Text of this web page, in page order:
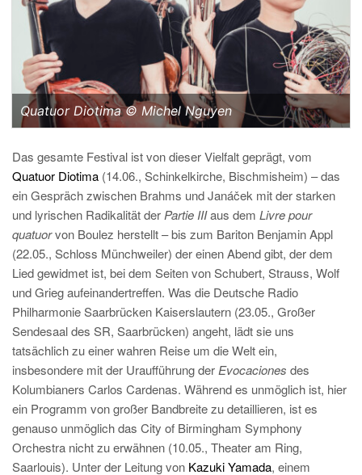
Quatuor Diotima © Michel Nguyen
Das gesamte Festival ist von dieser Vielfalt geprägt, vom
Quatuor Diotima (14.06., Schinkelkirche, Bischmisheim) – das
ein Gespräch zwischen Brahms und Janáček mit der starken
und lyrischen Radikalität der Partie IIIaus dem Livre pour
quatuorvon Boulez herstellt – bis zum Bariton Benjamin Appl
(22.05., Schloss Münchweiler) der einen Abend gibt, der dem
Lied gewidmet ist, bei dem Seiten von Schubert, Strauss, Wolf
und Grieg aufeinandertreffen. Was die Deutsche Radio
Philharmonie Saarbrücken Kaiserslautern (23.05., Großer
Sendesaal des SR, Saarbrücken) angeht, lädt sie uns
tatsächlich zu einer wahren Reise um die Welt ein,
insbesondere mit der Uraufführung der Evocaciones des
Kolumbianers Carlos Cardenas. Während es unmöglich ist, hier
ein Programm von großer Bandbreite zu detaillieren, ist es
genauso unmöglich das City of Birmingham Symphony
Orchestra nicht zu erwähnen (10.05., Theater am Ring,
Saarlouis). Unter der Leitung von Kazuki Yamada, einem